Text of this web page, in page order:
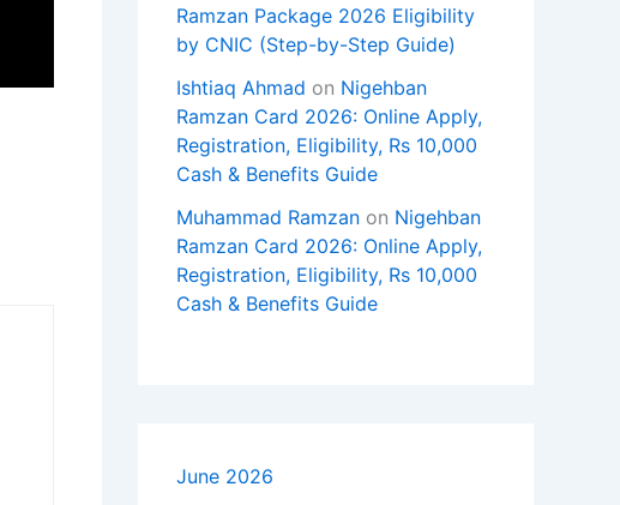
Ramzan Package 2026 Eligibility
by CNIC (Step-by-Step Guide)
Ishtiaq Ahmad on Nigehban
Ramzan Card 2026: Online Apply,
Registration, Eligibility, Rs 10,000
Cash & Benefits Guide
Muhammad Ramzan on Nigehban
Ramzan Card 2026: Online Apply,
Registration, Eligibility, Rs 10,000
Cash & Benefits Guide
June 2026